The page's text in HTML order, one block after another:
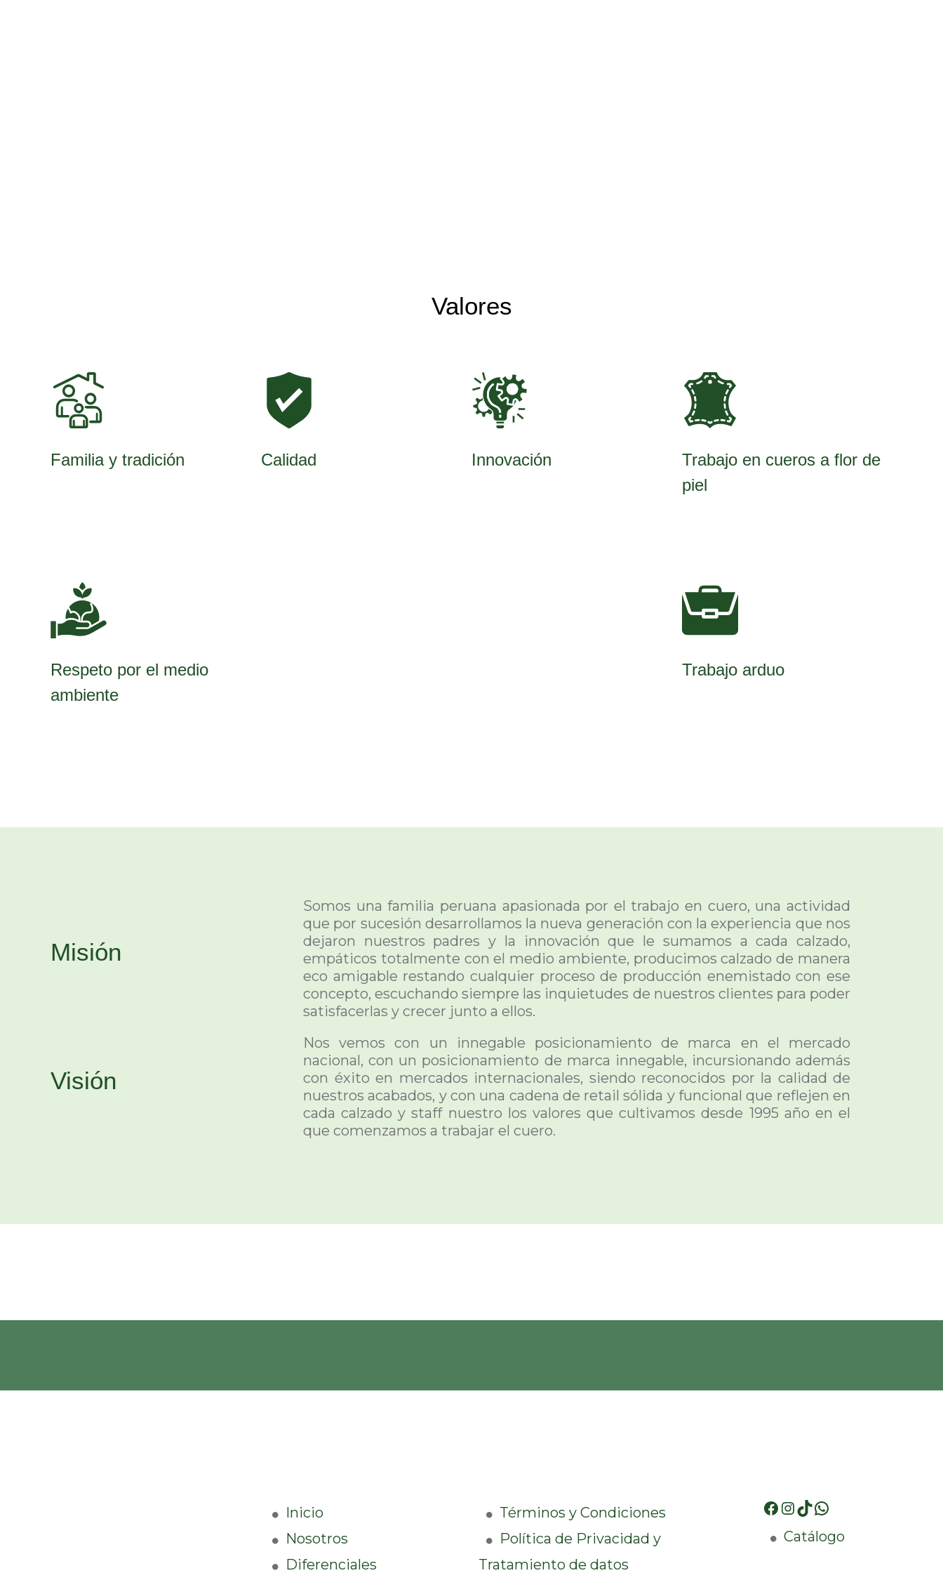
Valores
Familia y tradición Calidad Innovación
Trabajo en cueros a flor de
piel
Respeto por el medio
ambiente
Trabajo arduo
Misión
Somos una familia peruana apasionada por el trabajo en cuero, una actividad
que por sucesión desarrollamos la nueva generación con la experiencia que nos
dejaron nuestros padres y la innovación que le sumamos a cada calzado,
empáticos totalmente con el medio ambiente, producimos calzado de manera
eco amigable restando cualquier proceso de producción enemistado con ese
concepto, escuchando siempre las inquietudes de nuestros clientes para poder
satisfacerlas y crecer junto a ellos.
Visión
Nos vemos con un innegable posicionamiento de marca en el mercado
nacional, con un posicionamiento de marca innegable, incursionando además
con éxito en mercados internacionales, siendo reconocidos por la calidad de
nuestros acabados, y con una cadena de retail sólida y funcional que reflejen en
cada calzado y staff nuestro los valores que cultivamos desde 1995 año en el
que comenzamos a trabajar el cuero.
Inicio
Nosotros
Diferenciales
Términos y Condiciones
Política de Privacidad y
Tratamiento de datos
Catálogo